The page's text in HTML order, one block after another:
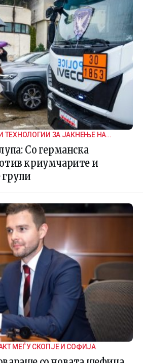
ТЕХНОЛОГИИ ЗА ЈАКНЕЊЕ НА
Со германска
криумчарите и
МЕЃУ СКОПЈЕ И СОФИЈА